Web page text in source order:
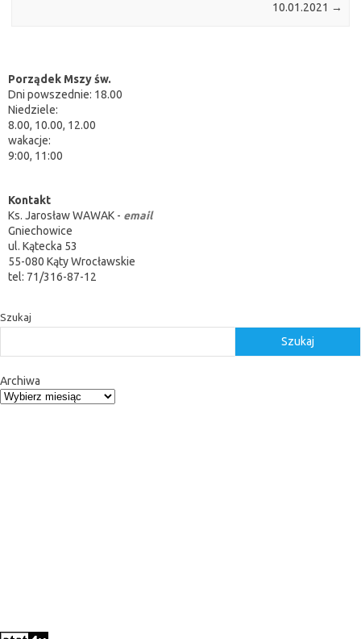
10.01.2021 →
Porządek Mszy św.
Dni powszednie: 18.00
Niedziele:
8.00, 10.00, 12.00
wakacje:
9:00, 11:00
Kontakt
Ks. Jarosław WAWAK - email
Gniechowice
ul. Kątecka 53
55-080 Kąty Wrocławskie
tel: 71/316-87-12
Szukaj
Szukaj
Archiwa